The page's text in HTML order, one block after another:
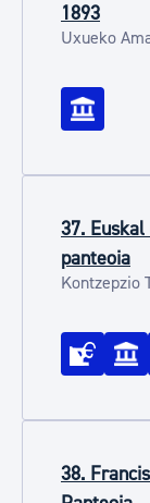
1893
Uxueko
37.
panteoia
Kontzepzio
38.